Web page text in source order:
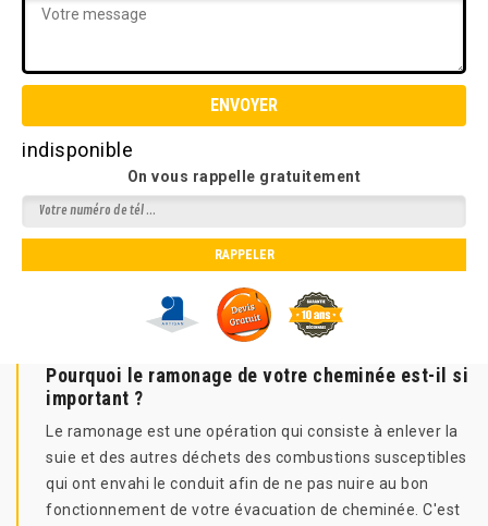
indisponible
On vous rappelle gratuitement
Pourquoi le ramonage de votre cheminée est-il si
important ?
Le ramonage est une opération qui consiste à enlever la
suie et des autres déchets des combustions susceptibles
qui ont envahi le conduit afin de ne pas nuire au bon
fonctionnement de votre évacuation de cheminée. C'est